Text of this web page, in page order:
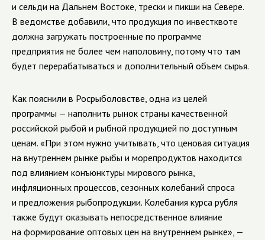
и сельди на Дальнем Востоке, трески и пикши на Севере.
В ведомстве добавили, что продукция по инвестквоте
должна загружать построенные по программе
предприятия не более чем наполовину, потому что там
будет перерабатываться и дополнительный объем сырья.
Как пояснили в Росрыболовстве, одна из целей
программы — наполнить рынок страны качественной
российской рыбой и рыбной продукцией по доступным
ценам. «При этом нужно учитывать, что ценовая ситуация
на внутреннем рынке рыбы и морепродуктов находится
под влиянием конъюнктуры мирового рынка,
инфляционных процессов, сезонных колебаний спроса
и предложения рыбопродукции. Колебания курса рубля
также будут оказывать непосредственное влияние
на формирование оптовых цен на внутреннем рынке», —